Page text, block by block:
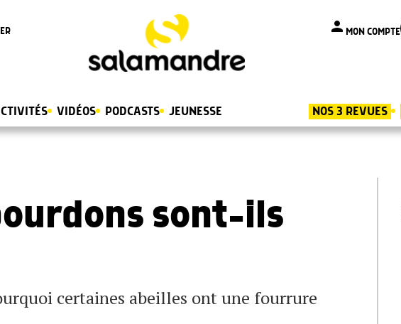
person MON COMPTE
VIDÉOS PODCASTS JEUNESSE NOS 3 REVUES
sont-ils
certaines abeilles ont une fourrure